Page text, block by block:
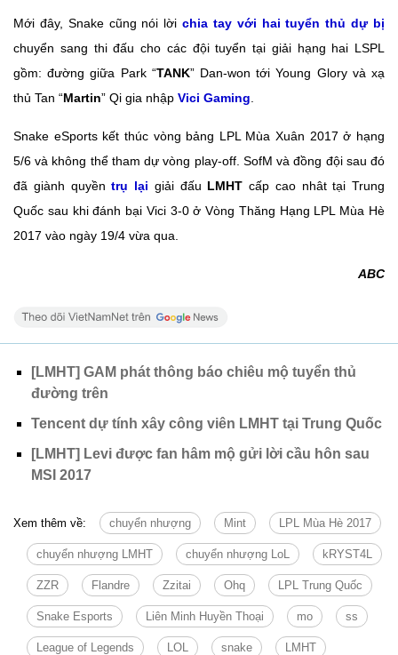
Mới đây, Snake cũng nói lờichia tay với hai tuyển thủ dự bị
chuyển sang thi đấu cho các đội tuyển tại giải hạng hai LSPL
gồm: đường giữa Park “TANK” Dan-won tới Young Glory và xạ
thủ Tan “Martin” Qi gia nhập Vici Gaming
Snake eSports kết thúc vòng bảng LPL Mùa Xuân 2017 ở hạng
5/6 và không thể tham dự vòng play-off. SofM và đồng đội sau đó
đã giành quyềntrụ lại giải đấu LMHT cấp cao nhât tại Trung
Quốc sau khi đánh bại Vici 3-0 ở Vòng Thăng Hạng LPL Mùa Hè
2017 vào ngày 19/4 vừa qua.
ABC
[LMHT] GAM phát thông báo chiêu mộ tuyển thủ
đường trên
Tencent dự tính xây công viên LMHT tại Trung Quốc
[LMHT] Levi được fan hâm mộ gửi lời cầu hôn sau
MSI 2017
Xem thêm về: chuyển nhượng Mint LPL Mùa Hè 2017
chuyển nhượng LMHT chuyển nhượng LoL kRYST4L
ZZR Flandre Zzitai Ohq LPL Trung Quốc
Snake Esports Liên Minh Huyền Thoại mo ss
League of Legends LOL snake LMHT